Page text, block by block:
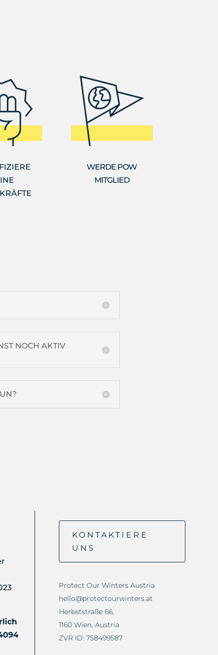
WERDE POW
MITGLIED
NOCH AKTIV
KONTAKTIERE
UNS
Protect Our Winters Austria
hello@protectourwinters.at
Herbststraße 66,
1160 Wien, Austria
ZVR ID: 758499587